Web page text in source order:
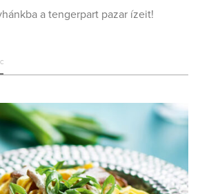
a tengerpart pazar ízeit!